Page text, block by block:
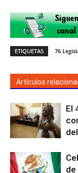
ETIQUETAS 76
Artículos
El